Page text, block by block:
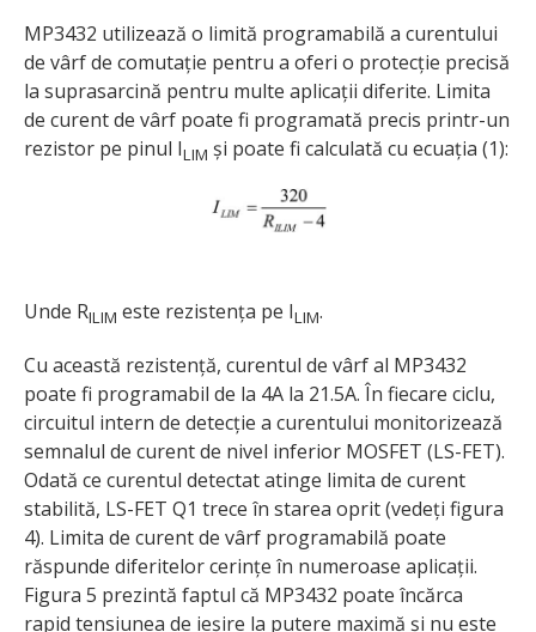
MP3432 utilizează o limită programabilă a curentului
de vârf de comutație pentru a oferi o protecție precisă
la suprasarcină pentru multe aplicații diferite. Limita
de curent de vârf poate fi programată precis printr-un
rezistor pe pinul ILIM și poate fi calculată cu ecuația (1):
Unde RILIM este rezistența pe ILIM.
Cu această rezistență, curentul de vârf al MP3432
poate fi programabil de la 4A la 21.5A. În fiecare ciclu,
circuitul intern de detecție a curentului monitorizează
semnalul de curent de nivel inferior MOSFET (LS-FET).
Odată ce curentul detectat atinge limita de curent
stabilită, LS-FET Q1 trece în starea oprit (vedeți figura
4). Limita de curent de vârf programabilă poate
răspunde diferitelor cerințe în numeroase aplicații.
Figura 5 prezintă faptul că MP3432 poate încărca
rapid tensiunea de ieșire la putere maximă și nu este